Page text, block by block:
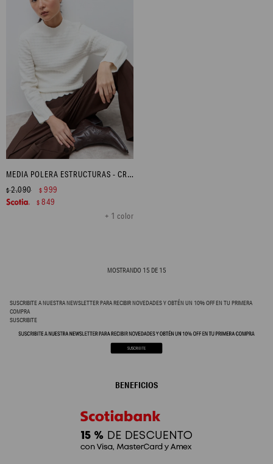
MEDIA POLERA ESTRUCTURAS - CRUDO
+ 1 color
$2.090 $ 999
$ 849
MOSTRANDO 15 DE 15
SUSCRIBITE A NUESTRA NEWSLETTER PARA RECIBIR NOVEDADES Y OBTÉN UN 10% OFF EN TU PRIMERA
COMPRA
SUSCRIBITE
BENEFICIOS